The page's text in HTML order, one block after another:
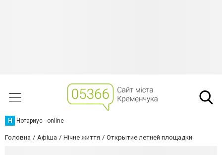
Н Нотариус - online
Головна Афіша Нічне життя Открытие летней площадки